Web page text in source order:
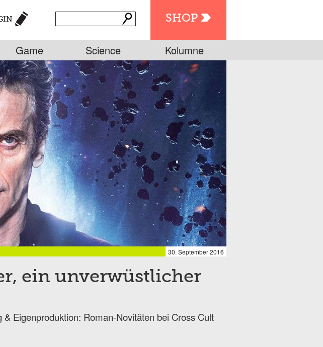
SHOP
Game Science Kolumne
30. September 2016
ein unverwüstlicher
& Eigenproduktion: Roman-Novitäten bei Cross Cult